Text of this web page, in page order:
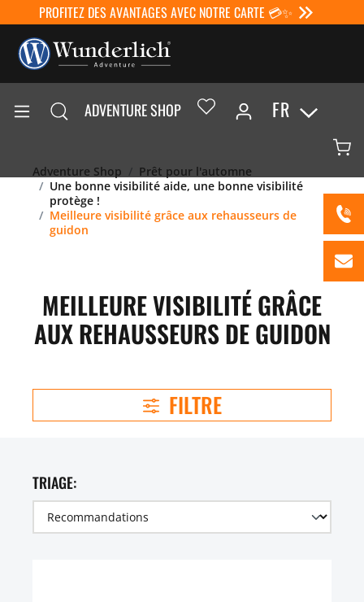
PROFITEZ DES AVANTAGES AVEC NOTRE CARTE 💳✨
ADVENTURE SHOP FR
Adventure Shop
Prêt pour l'automne
Une bonne visibilité aide, une bonne visibilité
protège !
Meilleure visibilité grâce aux rehausseurs de
guidon
MEILLEURE VISIBILITÉ GRÂCE
AUX REHAUSSEURS DE GUIDON
FILTRE
TRIAGE: